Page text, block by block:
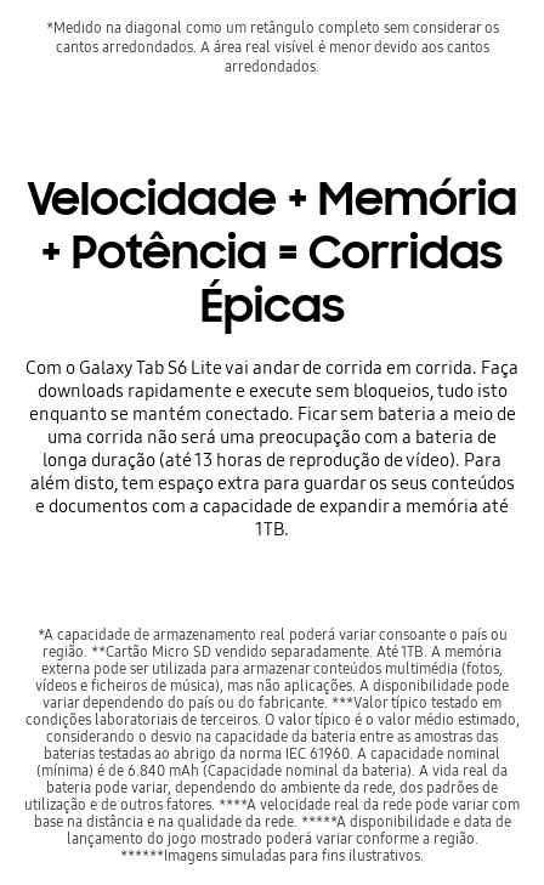
*Medido na diagonal como um retângulo completo sem considerar os
cantos arredondados. A área real visível é menor devido aos cantos
arredondados.
Velocidade + Memória
+ Potência = Corridas
Épicas
Com o Galaxy Tab S6 Lite vai andar de corrida em corrida. Faça
downloads rapidamente e execute sem bloqueios, tudo isto
enquanto se mantém conectado. Ficar sem bateria a meio de
uma corrida não será uma preocupação com a bateria de
longa duração (até 13 horas de reprodução de vídeo). Para
além disto, tem espaço extra para guardar os seus conteúdos
e documentos com a capacidade de expandir a memória até
1TB.
*A capacidade de armazenamento real poderá variar consoante o país ou
região. **Cartão Micro SD vendido separadamente. Até 1TB. A memória
externa pode ser utilizada para armazenar conteúdos multimédia (fotos,
vídeos e ficheiros de música), mas não aplicações. A disponibilidade pode
variar dependendo do país ou do fabricante. ***Valor típico testado em
condições laboratoriais de terceiros. O valor típico é o valor médio estimado,
considerando o desvio na capacidade da bateria entre as amostras das
baterias testadas ao abrigo da norma IEC 61960. A capacidade nominal
(mínima) é de 6.840 mAh (Capacidade nominal da bateria). A vida real da
bateria pode variar, dependendo do ambiente da rede, dos padrões de
utilização e de outros fatores. ****A velocidade real da rede pode variar com
base na distância e na qualidade da rede. *****A disponibilidade e data de
lançamento do jogo mostrado poderá variar conforme a região.
******Imagens simuladas para fins ilustrativos.